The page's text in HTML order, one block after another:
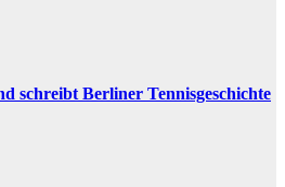
schreibt Berliner Tennisgeschichte